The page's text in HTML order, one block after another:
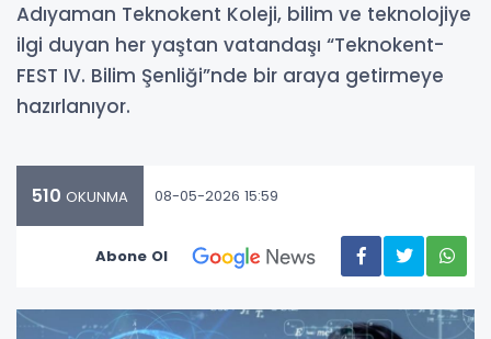
Adıyaman Teknokent Koleji, bilim ve teknolojiye
ilgi duyan her yaştan vatandaşı “Teknokent-
FEST IV. Bilim Şenliği”nde bir araya getirmeye
hazırlanıyor.
510 OKUNMA 08-05-2026 15:59
Abone Ol